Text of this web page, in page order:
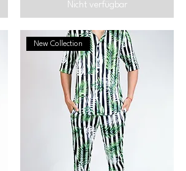
Nicht verfügbar
New Collection